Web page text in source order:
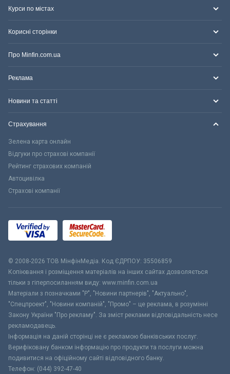
Курси по містах
Корисні сторінки
Про Minfin.com.ua
Реклама
Новини та статті
Страхування
Зелена карта онлайн
Відгуки про страхові компанії
Рейтинг страхових компаній
Автоцивілка
Страхові компанії
© 2008-2026 ТОВ МiнфiнМедiа. Код ЄДРПОУ: 35506859
Копіювання і розміщення матеріалів на інших сайтах дозволяється
тільки з гіперпосиланням виду: www.minfin.com.ua
Матеріали з позначками "Р", "Новини партнерів", "Актуально",
"Спецпроект", "Новини компаній", "Промо" – це реклама, в розумінні
Закону України "Про рекламу". За зміст реклами відповідальність несе
рекламодавець.
Інформація на даній сторінці не є рекламою банківських послуг.
Верифіковану банком інформацію про продукти та послуги можна
подивитися на офіційному сайті відповідного банку.
Телефон: (044) 392-47-40